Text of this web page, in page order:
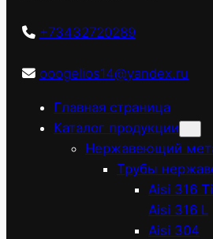
+73432720289
ooogelios14@yandex.ru
Главная страница
Каталог продукции
Нержавеющий
Трубы
Aisi 316 Ti
Aisi 316 L
Aisi 304